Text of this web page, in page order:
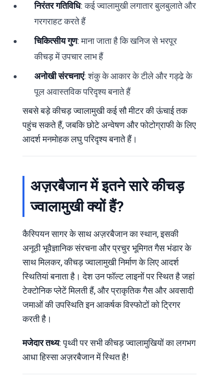
निरंतर गतिविधि: कई ज्वालामुखी लगातार बुलबुलाते और
गरगराहट करते हैं
चिकित्सीय गुण: माना जाता है कि खनिज से भरपूर
कीचड़ में उपचार लाभ हैं
अनोखी संरचनाएं: शंकु के आकार के टीले और गड्ढे के
पूल अवास्तविक परिदृश्य बनाते हैं
सबसे बड़े कीचड़ ज्वालामुखी कई सौ मीटर की ऊंचाई तक
पहुंच सकते हैं, जबकि छोटे अन्वेषण और फोटोग्राफी के लिए
आदर्श मनमोहक लघु परिदृश्य बनाते हैं।
अज़रबैजान में इतने सारे कीचड़
ज्वालामुखी क्यों हैं?
कैस्पियन सागर के साथ अज़रबैजान का स्थान, इसकी
अनूठी भूवैज्ञानिक संरचना और प्रचुर भूमिगत गैस भंडार के
साथ मिलकर, कीचड़ ज्वालामुखी निर्माण के लिए आदर्श
स्थितियां बनाता है। देश उन फॉल्ट लाइनों पर स्थित है जहां
टेक्टोनिक प्लेटें मिलती हैं, और प्राकृतिक गैस और अवसादी
जमाओं की उपस्थिति इन आकर्षक विस्फोटों को ट्रिगर
करती है।
मजेदार तथ्य: पृथ्वी पर सभी कीचड़ ज्वालामुखियों का लगभग
आधा हिस्सा अज़रबैजान में स्थित है!